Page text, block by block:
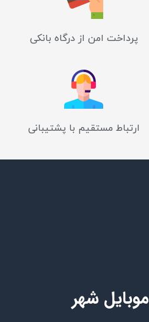
پرداخت امن از درگاه بانکی
ارتباط مستقیم با پشتیبانی
موبایل شهر